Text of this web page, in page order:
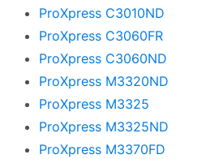
ProXpress C3010ND
ProXpress C3060FR
ProXpress C3060ND
ProXpress M3320ND
ProXpress M3325
ProXpress M3325ND
ProXpress M3370FD